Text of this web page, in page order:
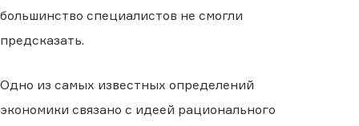
большинство специалистов не смогли
предсказать.
Одно из самых известных определений
экономики связано с идеей рационального